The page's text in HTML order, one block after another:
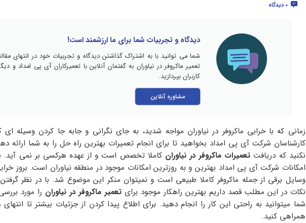
0 دیدگاه
دیدگاه و تجربیات شما برای ما ارزشمند است!
شما می توانید با به اشتراک گذاشتن دیدگاه و تجربیات خود در انتهای
تعمیر ماکروفر در نیاوران به گفتمان آنلاین با تعمیرکاران آی پی امداد و
کاربران بپردازید.
مشاوره آنلاین
زمانی که با خرابی ماکروفر در نیاوران مواجه شدید، به جای نگرانی و جابه جا کردن وسیله ای
کارشناسان شرکت آی پی امداد بخواهید تا برای انجام تعمیرات بهترین راه حل را به شما ارائه
نکنید که دریافتتعمیرات ماکروفر در نیاوران کاملا تخصص است و از عهده هرکسی بر نمی آید.
امکانات شرکت آی پی امداد بهترین و به روزترین امکانات موجود در منطقه نیاوران است. بروز
وسایل برقی از جمله ماکروفر کاملا طبیعی است و نمیتوان منکر این موضوع شد. با در نظر
نکات در این مطلب قصد داریم بهترین راهکار موجود برایتعمیر ماکروفر در نیاوران را مورد
شما میتوانید به راحتی این کار را انجام دهید. برای اطلاع پیدا کردن از جزئیات بیشتر تا
همراهی کنید.